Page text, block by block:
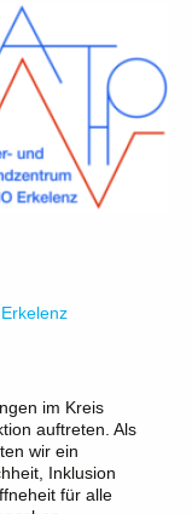
im Kreis
auftreten. Als
wir ein
Inklusion
für alle